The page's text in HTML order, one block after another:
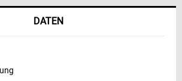
DATEN